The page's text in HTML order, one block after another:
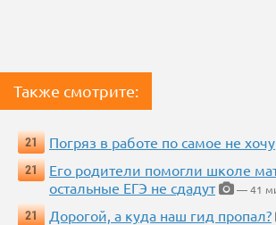
Также смотрите:
21 Погряз в работе по самое не хочу
21
Его родители помогли школе
остальные ЕГЭ не сдадут
— 41
21
Дорогой, а куда наш гид пропал?